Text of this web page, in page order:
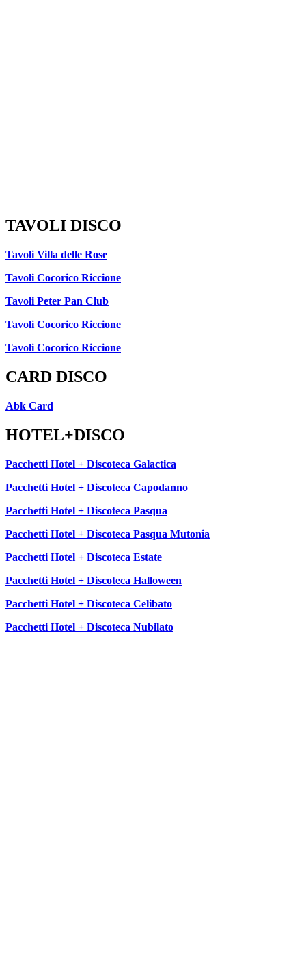
TAVOLI DISCO
Tavoli Villa delle Rose
Tavoli Cocorico Riccione
Tavoli Peter Pan Club
Tavoli Cocorico Riccione
Tavoli Cocorico Riccione
CARD DISCO
Abk Card
HOTEL+DISCO
Pacchetti Hotel + Discoteca Galactica
Pacchetti Hotel + Discoteca Capodanno
Pacchetti Hotel + Discoteca Pasqua
Pacchetti Hotel + Discoteca Pasqua Mutonia
Pacchetti Hotel + Discoteca Estate
Pacchetti Hotel + Discoteca Halloween
Pacchetti Hotel + Discoteca Celibato
Pacchetti Hotel + Discoteca Nubilato